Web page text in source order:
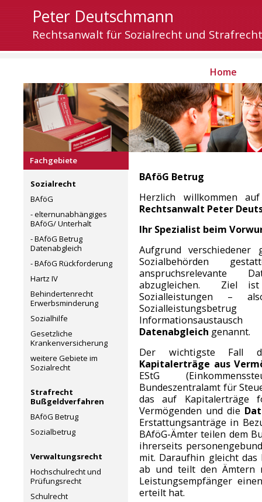
Peter Deutschmann
Rechtsanwalt für Sozialrecht und Strafrecht
Home
Fachgebiete
Sozialrecht
BAföG
- elternunabhängiges
BAföG/ Unterhalt
- BAföG Betrug
Datenabgleich
- BAföG Rückforderung
Hartz IV
Behindertenrecht
Erwerbsminderung
Sozialhilfe
Gesetzliche
Krankenversicherung
weitere Gebiete im
Sozialrecht
Strafrecht
Bußgeldverfahren
BAföG Betrug
Sozialbetrug
Verwaltungsrecht
Hochschulrecht und
Prüfungsrecht
Schulrecht
BAföG Betrug
Herzlich willkommen
Rechtsanwalt Peter
Ihr Spezialist beim
Aufgrund verschiedener
Sozialbehörden
anspruchsrelevante
abzugleichen. Ziel ist
Sozialleistungen –
Datenabgleich genannt.
Der wichtigste Fall
Kapitalerträge aus
EStG
Bundeszentralamt für
das auf Kapitalerträge
Vermögenden und die
Erstattungsanträge in
BAföG-Ämter teilen dem
ihrerseits
mit. Daraufhin gleicht das
ab und teilt den Ämtern
Leistungsempfänger
erteilt hat.